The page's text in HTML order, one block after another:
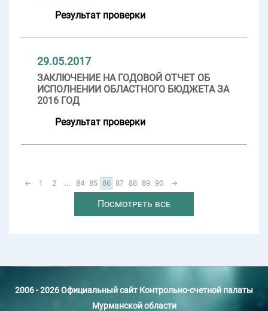
Результат проверки
29.05.2017
ЗАКЛЮЧЕНИЕ НА ГОДОВОЙ ОТЧЕТ ОБ
ИСПОЛНЕНИИ ОБЛАСТНОГО БЮДЖЕТА ЗА
2016 ГОД
Результат проверки
← 1 2 ... 84 85 86 87 88 89 90 →
Посмотреть все
2006 - 2026 Официальный сайт Контрольно-счетной палаты
Мурманской области